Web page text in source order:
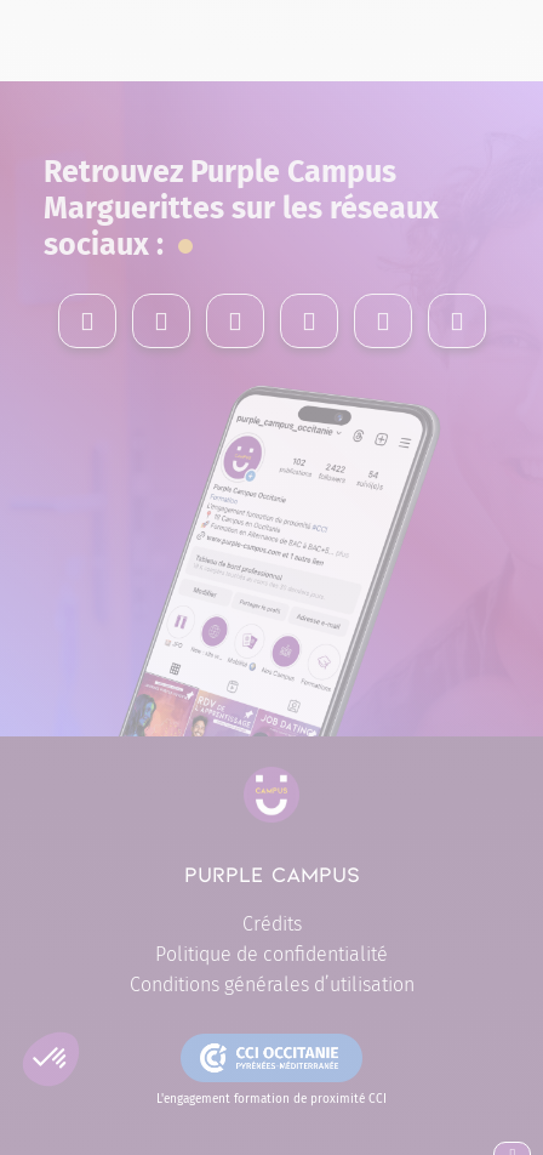
Retrouvez Purple Campus
Marguerittes sur les réseaux
sociaux :
PURPLE CAMPUS
Crédits
Politique de confidentialité
Conditions générales d’utilisation
L'engagement formation de proximité CCI